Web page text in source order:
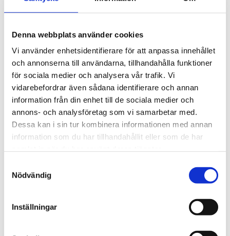
Denna webbplats använder cookies
Vi använder enhetsidentifierare för att anpassa innehållet
och annonserna till användarna, tillhandahålla funktioner
för sociala medier och analysera vår trafik. Vi
vidarebefordrar även sådana identifierare och annan
information från din enhet till de sociala medier och
annons- och analysföretag som vi samarbetar med.
Dessa kan i sin tur kombinera informationen med annan
information som du har tillhandahållit eller som de har
Nödvändig
Inställningar
ämnen, särskilt extremt fina partiklar, som
förekommer i analytisk teknik för gasfiltrering,
med hjälp av mycket fina, djupverkande
filterelement. Tack vare deras universella design
kan filtren även användas som separerare (utan
filterelement), vätskefilter eller, med
adsorptionspatroner, som ett adsorptionsfilter.
För omgivnings- eller medietemperaturer upp till
180 °C kan en version i rostfritt stål (FSS) eller FT-
H-versionen erbjudas.
Omdömen